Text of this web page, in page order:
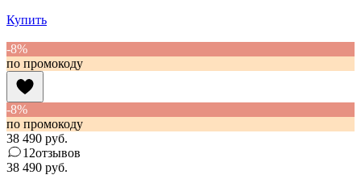
Купить
-8%
по промокоду
-8%
по промокоду
38 490 руб.
12отзывов
38 490 руб.